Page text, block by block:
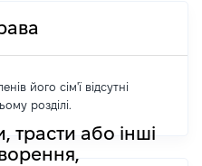
його сім'ї відсутні
розділі.
трасти або інші